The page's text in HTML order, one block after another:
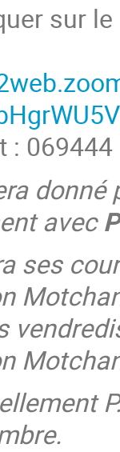
sur
: 069444
donné
avec
ses